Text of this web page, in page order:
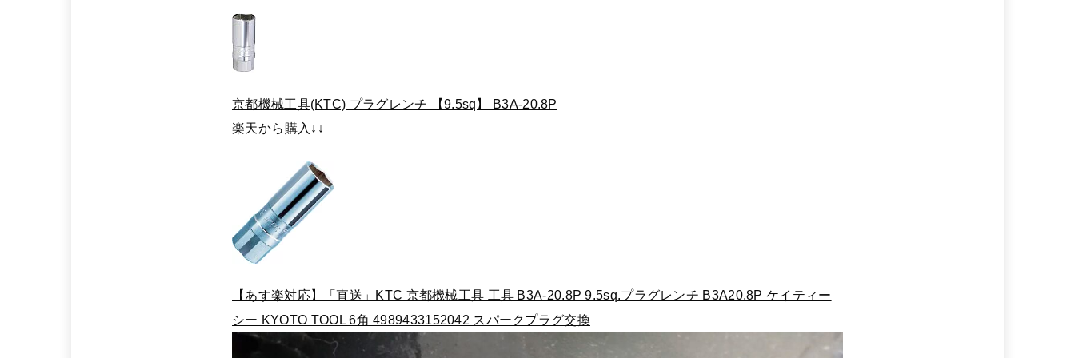
京都機械工具(KTC) プラグレンチ 【9.5sq】 B3A-20.8P
楽天から購入↓↓
【あす楽対応】「直送」KTC 京都機械工具 工具 B3A-20.8P 9.5sq.プラグレンチ B3A20.8P ケイティー
シー KYOTO TOOL 6角 4989433152042 スパークプラグ交換